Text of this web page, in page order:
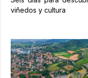
viñedos y cultura